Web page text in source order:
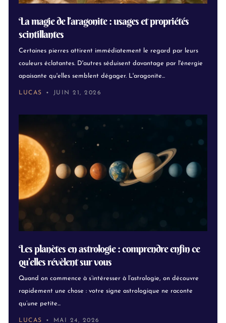
La magie de l’aragonite : usages et propriétés
scintillantes
Certaines pierres attirent immédiatement le regard par leurs
couleurs éclatantes. D'autres séduisent davantage par l'énergie
apaisante qu'elles semblent dégager. L'aragonite...
LUCAS JUIN 21, 2026
Les planètes en astrologie : comprendre enfin ce
qu’elles révèlent sur vous
Quand on commence à s’intéresser à l’astrologie, on découvre
rapidement une chose : votre signe astrologique ne raconte
qu’une petite...
LUCAS MAI 24, 2026